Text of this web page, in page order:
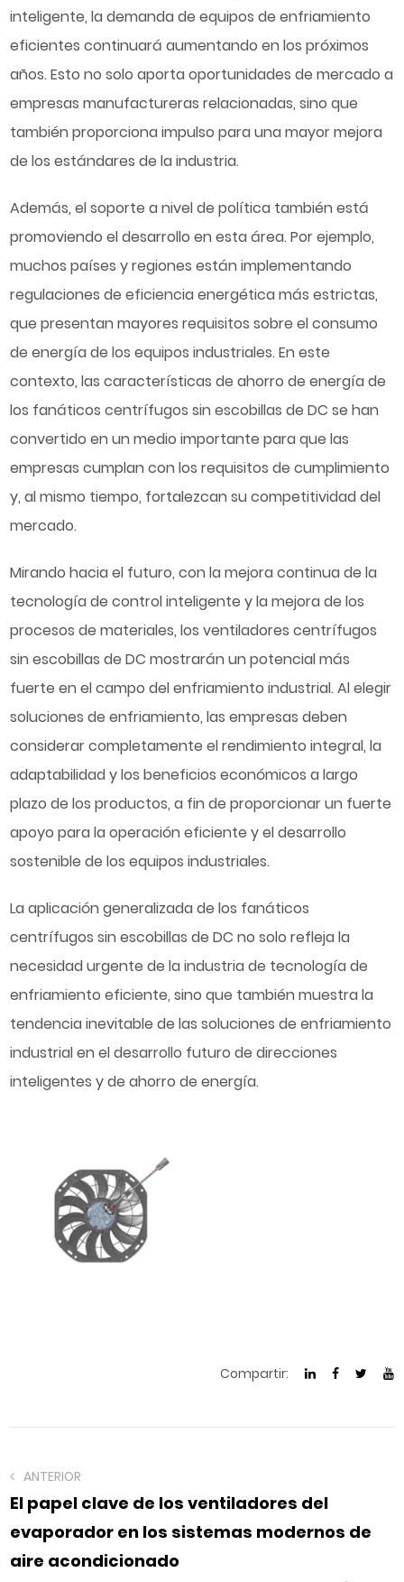
inteligente, la demanda de equipos de enfriamiento
eficientes continuará aumentando en los próximos
años. Esto no solo aporta oportunidades de mercado a
empresas manufactureras relacionadas, sino que
también proporciona impulso para una mayor mejora
de los estándares de la industria.
Además, el soporte a nivel de política también está
promoviendo el desarrollo en esta área. Por ejemplo,
muchos países y regiones están implementando
regulaciones de eficiencia energética más estrictas,
que presentan mayores requisitos sobre el consumo
de energía de los equipos industriales. En este
contexto, las características de ahorro de energía de
los fanáticos centrífugos sin escobillas de DC se han
convertido en un medio importante para que las
empresas cumplan con los requisitos de cumplimiento
y, al mismo tiempo, fortalezcan su competitividad del
mercado.
Mirando hacia el futuro, con la mejora continua de la
tecnología de control inteligente y la mejora de los
procesos de materiales, los ventiladores centrífugos
sin escobillas de DC mostrarán un potencial más
fuerte en el campo del enfriamiento industrial. Al elegir
soluciones de enfriamiento, las empresas deben
considerar completamente el rendimiento integral, la
adaptabilidad y los beneficios económicos a largo
plazo de los productos, a fin de proporcionar un fuerte
apoyo para la operación eficiente y el desarrollo
sostenible de los equipos industriales.
La aplicación generalizada de los fanáticos
centrífugos sin escobillas de DC no solo refleja la
necesidad urgente de la industria de tecnología de
enfriamiento eficiente, sino que también muestra la
tendencia inevitable de las soluciones de enfriamiento
industrial en el desarrollo futuro de direcciones
inteligentes y de ahorro de energía.
Compartir:
ANTERIOR
El papel clave de los ventiladores del
evaporador en los sistemas modernos de
aire acondicionado